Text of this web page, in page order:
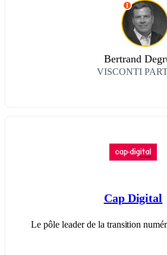
I
Bertrand
VISCONTI
Cap Digital
Le pôle leader de la transition